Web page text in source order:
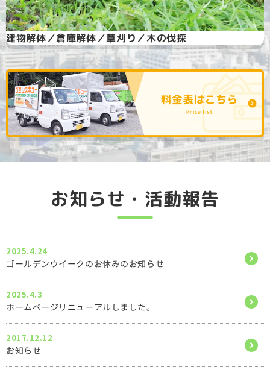
建物解体／倉庫解体／草刈り／木の伐採
お知らせ・活動報告
2025.4.24
ゴールデンウイークのお休みのお知らせ
2025.4.3
ホームページリニューアルしました。
2017.12.12
お知らせ